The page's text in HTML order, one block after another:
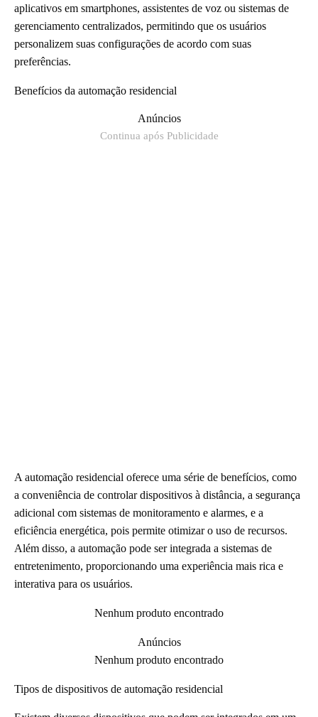
aplicativos em smartphones, assistentes de voz ou sistemas de
gerenciamento centralizados, permitindo que os usuários
personalizem suas configurações de acordo com suas
preferências.
Benefícios da automação residencial
Anúncios
Continua após Publicidade
A automação residencial oferece uma série de benefícios, como
a conveniência de controlar dispositivos à distância, a segurança
adicional com sistemas de monitoramento e alarmes, e a
eficiência energética, pois permite otimizar o uso de recursos.
Além disso, a automação pode ser integrada a sistemas de
entretenimento, proporcionando uma experiência mais rica e
interativa para os usuários.
Nenhum produto encontrado
Anúncios
Nenhum produto encontrado
Tipos de dispositivos de automação residencial